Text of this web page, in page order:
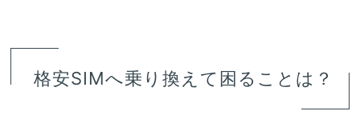
格安SIMへ乗り換えて困ることは？